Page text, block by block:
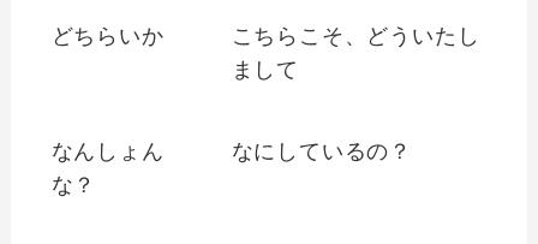
どちらいか
こちらこそ、どういたし
まして
なんしょん
な？
なにしているの？